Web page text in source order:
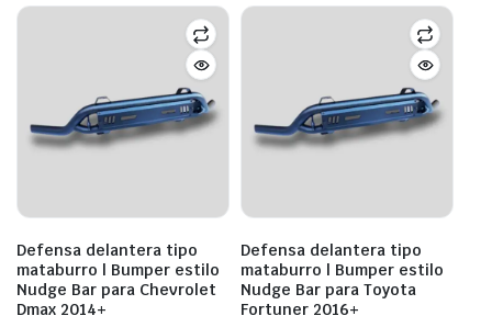
Defensa delantera tipo
mataburro | Bumper estilo
Nudge Bar para Chevrolet
Dmax 2014+
Defensa delantera tipo
mataburro | Bumper estilo
Nudge Bar para Toyota
Fortuner 2016+